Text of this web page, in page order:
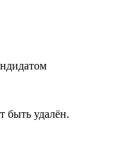
быть удалён.